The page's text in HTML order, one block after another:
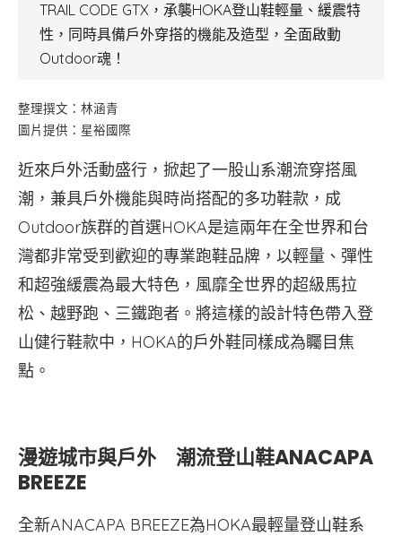
TRAIL CODE GTX，承襲HOKA登山鞋輕量、緩震特
性，同時具備戶外穿搭的機能及造型，全面啟動
Outdoor魂！
整理撰文：林涵青
圖片提供：星裕國際
近來戶外活動盛行，掀起了一股山系潮流穿搭風
潮，兼具戶外機能與時尚搭配的多功鞋款，成
Outdoor族群的首選HOKA是這兩年在全世界和台
灣都非常受到歡迎的專業跑鞋品牌，以輕量、彈性
和超強緩震為最大特色，風靡全世界的超級馬拉
松、越野跑、三鐵跑者。將這樣的設計特色帶入登
山健行鞋款中，HOKA的戶外鞋同樣成為矚目焦
點。
漫遊城市與戶外 潮流登山鞋ANACAPA
BREEZE
全新ANACAPA BREEZE為HOKA最輕量登山鞋系